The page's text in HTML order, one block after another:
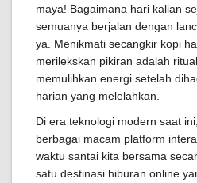
maya! Bagaimana hari kalian
semuanya berjalan dengan
ya. Menikmati secangkir kopi
merilekskan pikiran adalah
memulihkan energi setelah
harian yang melelahkan.
Di era teknologi modern saat
berbagai macam platform
waktu santai kita bersama
satu destinasi hiburan online